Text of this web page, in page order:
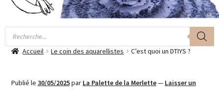
Accueil Le coin des aquarellistes C’est quoi un DTIYS ?
Publié le 30/05/2025par La Palette de la Merlette— Laisser un